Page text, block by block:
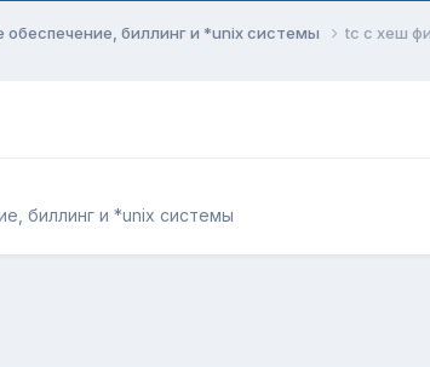
биллинг и *unix системы tc c хеш
биллинг и *unix системы